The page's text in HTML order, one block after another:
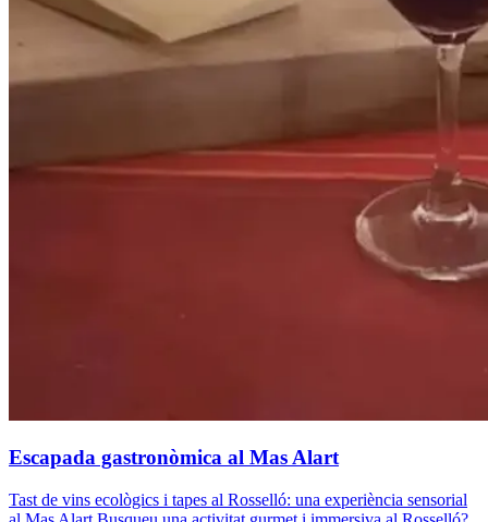
Escapada gastronòmica al Mas Alart
Tast de vins ecològics i tapes al Rosselló: una experiència sensorial